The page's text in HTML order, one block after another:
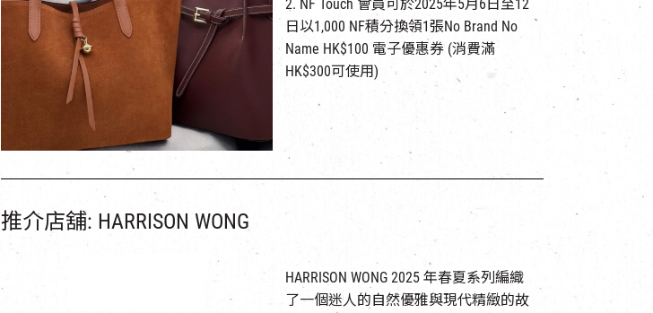
2. NF Touch 會員可於2025年5月6日至12
日以1,000 NF積分換領1張No Brand No
Name HK$100 電子優惠券 (消費滿
HK$300可使用)
推介店舖: HARRISON WONG
HARRISON WONG 2025 年春夏系列編織
了一個迷人的自然優雅與現代精緻的故